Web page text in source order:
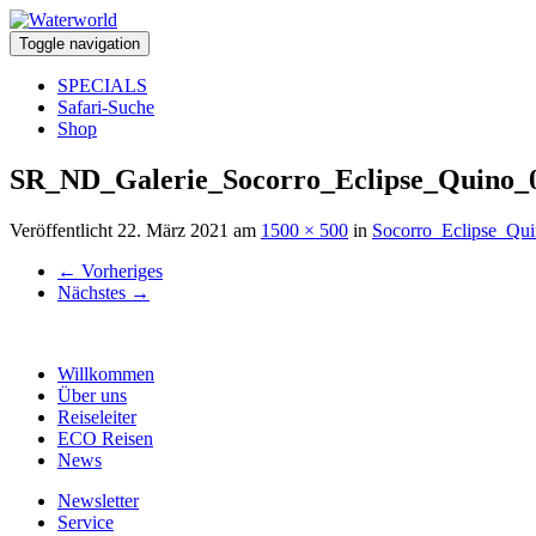
Toggle navigation
SPECIALS
Safari-Suche
Shop
Veröffentlicht 22. März 2021 am 1500 × 500 in
← Vorheriges
Nächstes →
Willkommen
Über uns
Reiseleiter
ECO Reisen
News
Newsletter
Service